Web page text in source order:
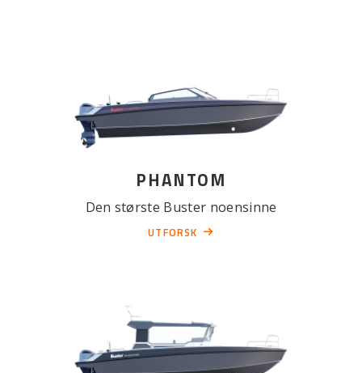
PHANTOM
Den største Buster noensinne
UTFORSK